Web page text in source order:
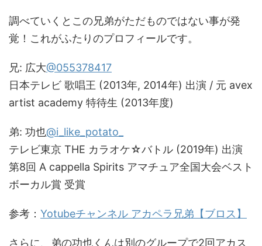
調べていくとこの兄弟がただものではない事が発
覚！これがふたりのプロフィールです。
兄: 広大@055378417
日本テレビ 歌唱王 (2013年, 2014年) 出演 / 元 avex
artist academy 特待生 (2013年度)
弟: 功也@i_like_potato_
テレビ東京 THE カラオケ☆バトル (2019年) 出演
第8回 A cappella Spirits アマチュア全国大会ベスト
ボーカル賞 受賞
参考： Yotubeチャンネル アカペラ兄弟【ブロス】
さらに、弟の功也くんは別のグループで2回アカス